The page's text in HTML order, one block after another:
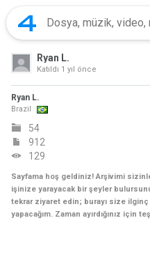
Ryan L.
Katıldı 1 yıl önce
Ryan L.
Brazil
54
912
129
Sayfama hoş geldiniz! Arşivimi
işinize yarayacak bir şeyler
tekrar ziyaret edin; burayı size
yapacağım. Zaman ayırdığınız için